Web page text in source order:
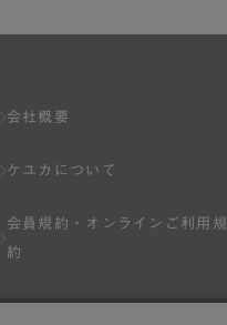
会社概要
ケユカについて
会員規約・
オンラインご利用規
約
Q&A